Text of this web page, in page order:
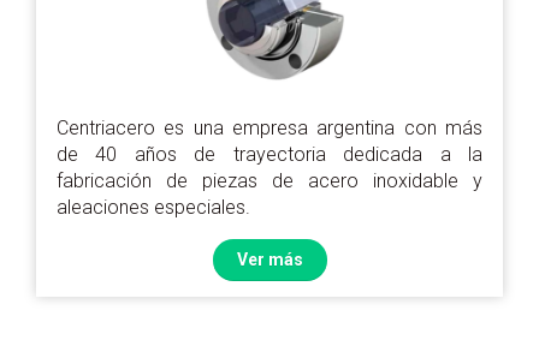
Centriacero es una empresa argentina con más
de 40 años de trayectoria dedicada a la
fabricación de piezas de acero inoxidable y
aleaciones especiales.
Ver más